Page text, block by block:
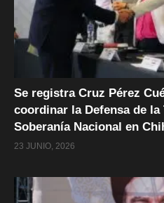
Se registra Cruz Pérez
coordinar la Defensa de
Soberanía Nacional en
23 JUNIO, 2026